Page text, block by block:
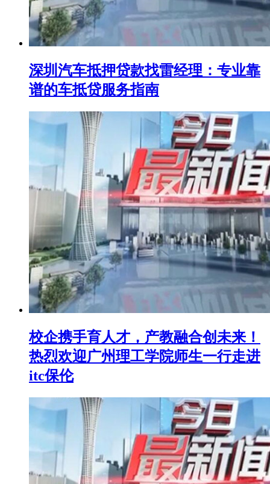
深圳汽车抵押贷款找雷经理：专业靠
谱的车抵贷服务指南
校企携手育人才，产教融合创未来！
热烈欢迎广州理工学院师生一行走进
itc保伦